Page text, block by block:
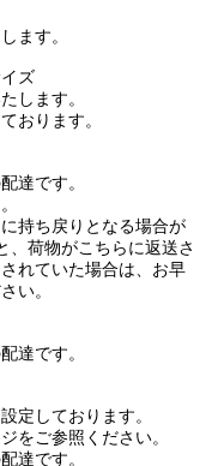
ます。
ズ
します。
おります。
達です。
持ち戻りとなる場合が
、荷物がこちらに返送さ
れていた場合は、お早
い。
達です。
定しております。
をご参照ください。
達です。